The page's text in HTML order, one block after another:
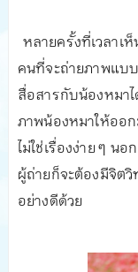
หลายครั้งที่เวลาเ
คนที่จะถ่ายภาพแบ
สื่อสารกับน้องหมา
ภาพน้องหมาให้ออ
ไม่ใช่เรื่องง่าย ๆ น
ผู้ถ่ายก็จะต้องมีจิตวิ
อย่างดีด้วย